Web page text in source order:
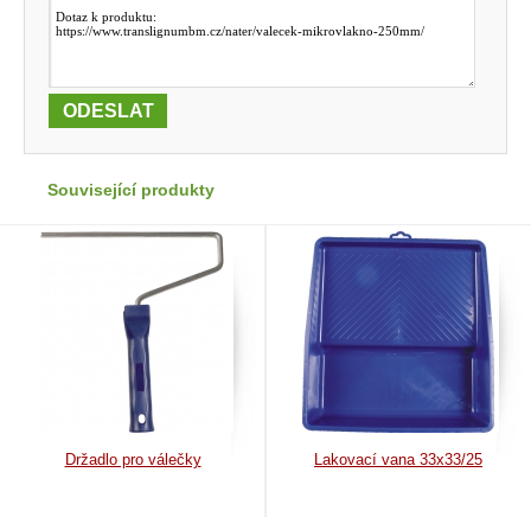
Související produkty
Držadlo pro válečky Lakovací vana 33x33/25